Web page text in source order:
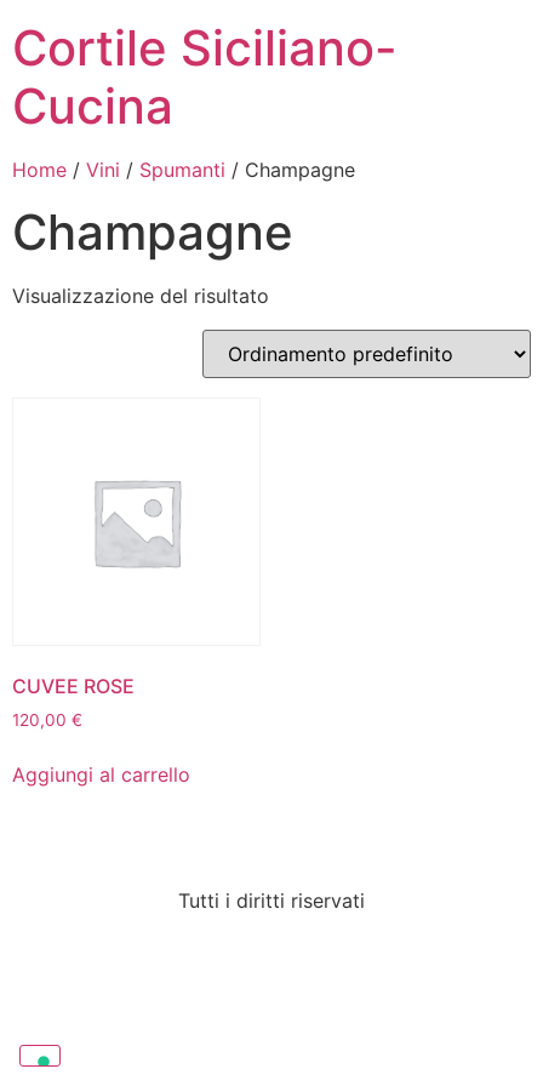
Cortile Siciliano-
Cucina
Home / Vini / Spumanti / Champagne
Champagne
Visualizzazione del risultato
CUVEE ROSE
120,00 €
Aggiungi al carrello
Tutti i diritti riservati